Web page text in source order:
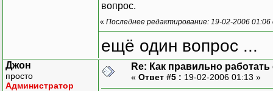
вопрос.
« Последнее редактирование: 19-02-2006
ещё один вопрос ...
Джон
просто
Администратор
Re: Как правильно
« Ответ #5 : 19-02-2006 01:13 »